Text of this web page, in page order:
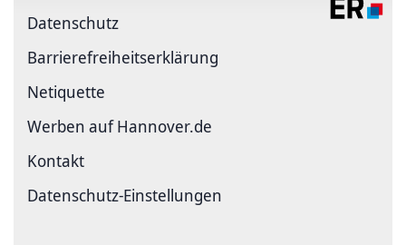
Datenschutz
Barriere­freiheits­erklärung
Netiquette
Werben auf Hannover.de
Kontakt
Datenschutz-Einstellungen